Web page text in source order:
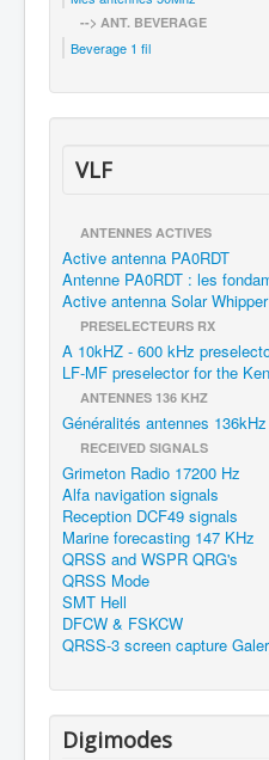
--> ANT. BEVERAGE
Beverage 1 fil
VLF
ANTENNES ACTIVES
Active antenna PA0RDT
Antenne PA0RDT : les
Active antenna Solar Whipper
PRESELECTEURS RX
A 10kHZ - 600 kHz
LF-MF preselector for the
ANTENNES 136 KHZ
Généralités antennes
RECEIVED SIGNALS
Grimeton Radio 17200 Hz
Alfa navigation signals
Reception DCF49 signals
Marine forecasting 147 KHz
QRSS and WSPR QRG's
QRSS Mode
SMT Hell
DFCW & FSKCW
QRSS-3 screen capture
Digimodes